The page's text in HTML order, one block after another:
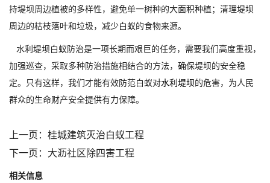
持堤坝周边植被的多样性，避免单一树种的大面积种植；清理堤坝
周边的枯枝落叶和垃圾，减少白蚁的食物来源。
水利堤坝白蚁防治是一项长期而艰巨的任务，需要我们高度重视，
加强巡查，采取多种防治措施相结合的方法，确保堤坝的安全稳
定。只有这样，我们才能有效防范白蚁对水利堤坝的危害，为人民
群众的生命财产安全提供有力保障。
上一页： 桂城建筑灭治白蚁工程
下一页： 大沥社区除四害工程
相关信息